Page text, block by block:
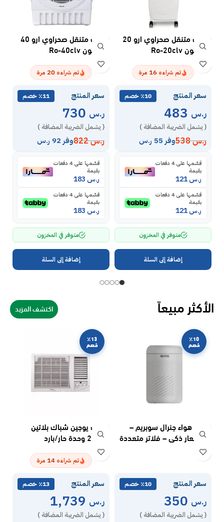
مكيف متنقل صحراوي ارو 20
لتر كرتون Ro-20clv
تم شراءه 16 مرة
سعر المنتج ٪10 خصم
ر.س
( يشمل الضريبة المضافة )
ر.س538 وفر 55 ر.س
قسّمها على 4 دفعات
بقيمة
ر.س
قسّمها على 4 دفعات
بقيمة
ر.س
متوفر في المخزون
إضافة إلى السلة
مكيف متنقل صحراوي ارو 40
لتر كرتون Ro-40clv
تم شراءه 20 مرة
سعر المنتج ٪11 خصم
ر.س
( يشمل الضريبة المضافة )
ر.س822 وفر 92 ر.س
قسّمها على 4 دفعات
بقيمة
ر.س183
قسّمها على 4 دفعات
بقيمة
ر.س183
متوفر في المخزون
إضافة إلى السلة
الأكثر مبيعاً اكتشف المزيد
٪10
خصم
منقى هواء جنرال سوبريم –
استشعار ذكي – فلاتر متعددة
– أبيض GSAP30M
سعر المنتج ٪10 خصم
ر.س
( يشمل الضريبة المضافة )
٪13
خصم
مكيف يوجين شباك بلاتين
20800 وحدة حار/بارد
UAWM24H
تم شراءه 14 مرة
سعر المنتج ٪13 خصم
ر.س
( يشمل الضريبة المضافة )